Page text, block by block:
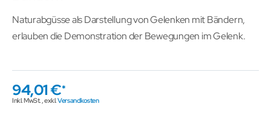
Naturabgüsse als Darstellung von Gelenken mit Bändern,
erlauben die Demonstration der Bewegungen im Gelenk.
94,01 €
Inkl. MwSt. ,exkl.Versandkosten